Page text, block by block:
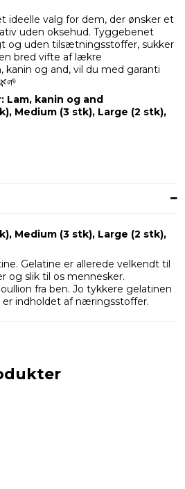
ideelle valg for dem, der ønsker et
uden oksehud. Tyggebenet
og uden tilsætningsstoffer, sukker
bred vifte af lækre
kanin og and, vil du med garanti
Lam, kanin og and
Medium (3 stk), Large (2 stk),
Medium (3 stk), Large (2 stk),
Gelatine er allerede velkendt til
og slik til os mennesker.
fra ben. Jo tykkere gelatinen
indholdet af næringsstoffer.